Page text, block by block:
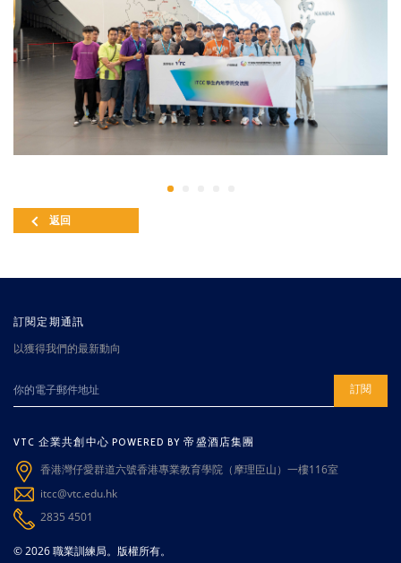
返回
訂閱定期通訊
以獲得我們的最新動向
訂閱
VTC 企業共創中心 POWERED BY 帝盛酒店集團
香港灣仔愛群道六號香港專業教育學院（摩理臣山）一樓116室
itcc@vtc.edu.hk
2835 4501
© 2026 職業訓練局。版權所有。